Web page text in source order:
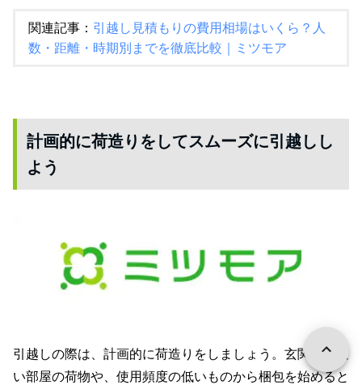
関連記事： 引越し見積もりの費用相場はいくら？人
数・距離・時期別までを徹底比較｜ミツモア
計画的に荷造りをしてスムーズに引越しし
よう
引越しの際は、計画的に荷造りをしましょう。玄関から遠
い部屋の荷物や、使用頻度の低いものから梱包を始めると